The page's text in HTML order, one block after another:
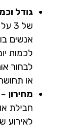
גודל
אנשים
לכמות
לבחור
או
מחירון
חבילת
לאירוע